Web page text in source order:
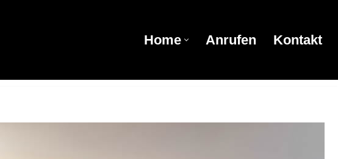
Home Anrufen Kontakt